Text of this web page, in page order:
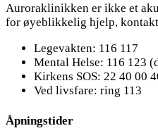
Auroraklinikken er ikke et
for øyeblikkelig hjelp,
Legevakten: 116 117
Mental Helse: 116 123
Kirkens SOS: 22 40 00
Ved livsfare: ring 113
Åpningstider